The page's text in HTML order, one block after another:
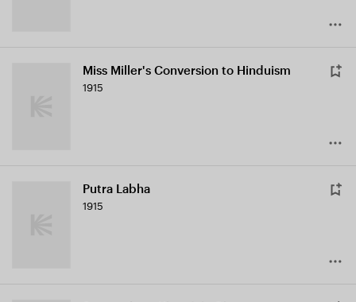
Miss Miller's Conversion to Hinduism
1915
Putra Labha
1915